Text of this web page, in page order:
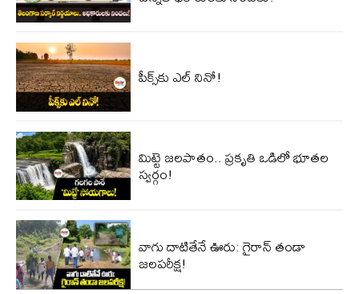
పీక్స్‌కు ఎల్‌ నినో!
మిట్టె జలపాతం.. ప్రకృతి ఒడిలో భూతల
స్వర్గం!
వాగు దాటితేనే ఊరు: గైరాన్ తండా
జలపరీక్ష!